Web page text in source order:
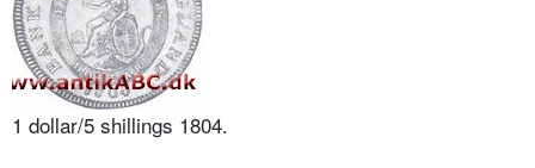
1 dollar/5 shillings 1804.